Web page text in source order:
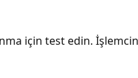
için test edin.